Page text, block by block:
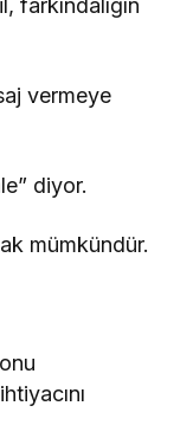
farkındalığın
vermeye
diyor.
mümkündür.